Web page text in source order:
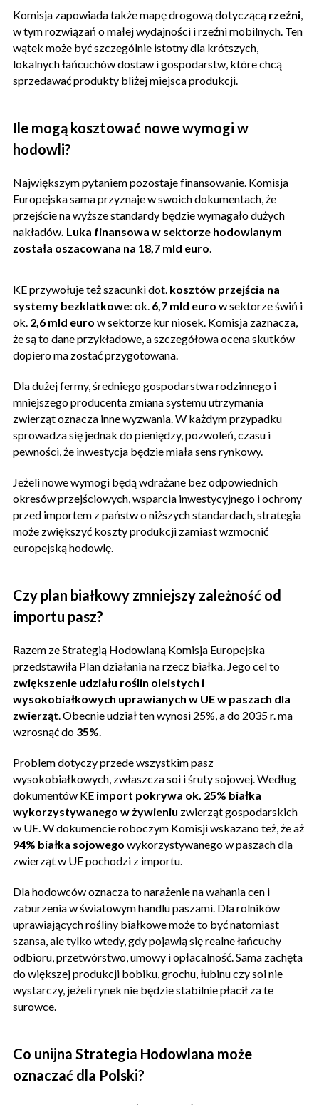
Komisja zapowiada także mapę drogową dotyczącą rzeźni
w tym rozwiązań o małej wydajności i rzeźni mobilnych. Ten
wątek może być szczególnie istotny dla krótszych,
lokalnych łańcuchów dostaw i gospodarstw, które chcą
sprzedawać produkty bliżej miejsca produkcji.
Ile mogą kosztować nowe wymogi w
hodowli?
Największym pytaniem pozostaje finansowanie. Komisja
Europejska sama przyznaje w swoich dokumentach, że
przejście na wyższe standardy będzie wymagało dużych
nakładów . Luka finansowa w sektorze hodowlanym
została oszacowana na 18,7 mld euro
KE przywołuje też szacunki dot. kosztów przejścia na
systemy bezklatkowe: ok. 6,7 mld euro w sektorze świń i
ok. 2,6 mld euro w sektorze kur niosek. Komisja zaznacza,
że są to dane przykładowe, a szczegółowa ocena skutków
dopiero ma zostać przygotowana.
Dla dużej fermy, średniego gospodarstwa rodzinnego i
mniejszego producenta zmiana systemu utrzymania
zwierząt oznacza inne wyzwania. W każdym przypadku
sprowadza się jednak do pieniędzy, pozwoleń, czasu i
pewności, że inwestycja będzie miała sens rynkowy.
Jeżeli nowe wymogi będą wdrażane bez odpowiednich
okresów przejściowych, wsparcia inwestycyjnego i ochrony
przed importem z państw o niższych standardach, strategia
może zwiększyć koszty produkcji zamiast wzmocnić
europejską hodowlę.
Czy plan białkowy zmniejszy zależność od
importu pasz?
Razem ze Strategią Hodowlaną Komisja Europejska
przedstawiła Plan działania na rzecz białka. Jego cel to
zwiększenie udziału roślin oleistych i
wysokobiałkowych uprawianych w UE w paszach dla
zwierząt . Obecnie udział ten wynosi 25%, a do 2035 r. ma
wzrosnąć do 35%
Problem dotyczy przede wszystkim pasz
wysokobiałkowych, zwłaszcza soi i śruty sojowej. Według
dokumentów KE import pokrywa ok. 25% białka
wykorzystywanego w żywieniu zwierząt gospodarskich
w UE. W dokumencie roboczym Komisji wskazano też, że aż
94% białka sojowego wykorzystywanego w paszach dla
zwierząt w UE pochodzi z importu.
Dla hodowców oznacza to narażenie na wahania cen i
zaburzenia w światowym handlu paszami. Dla rolników
uprawiających rośliny białkowe może to być natomiast
szansa, ale tylko wtedy, gdy pojawią się realne łańcuchy
odbioru, przetwórstwo, umowy i opłacalność. Sama zachęta
do większej produkcji bobiku, grochu, łubinu czy soi nie
wystarczy, jeżeli rynek nie będzie stabilnie płacił za te
surowce.
Co unijna Strategia Hodowlana może
oznaczać dla Polski?